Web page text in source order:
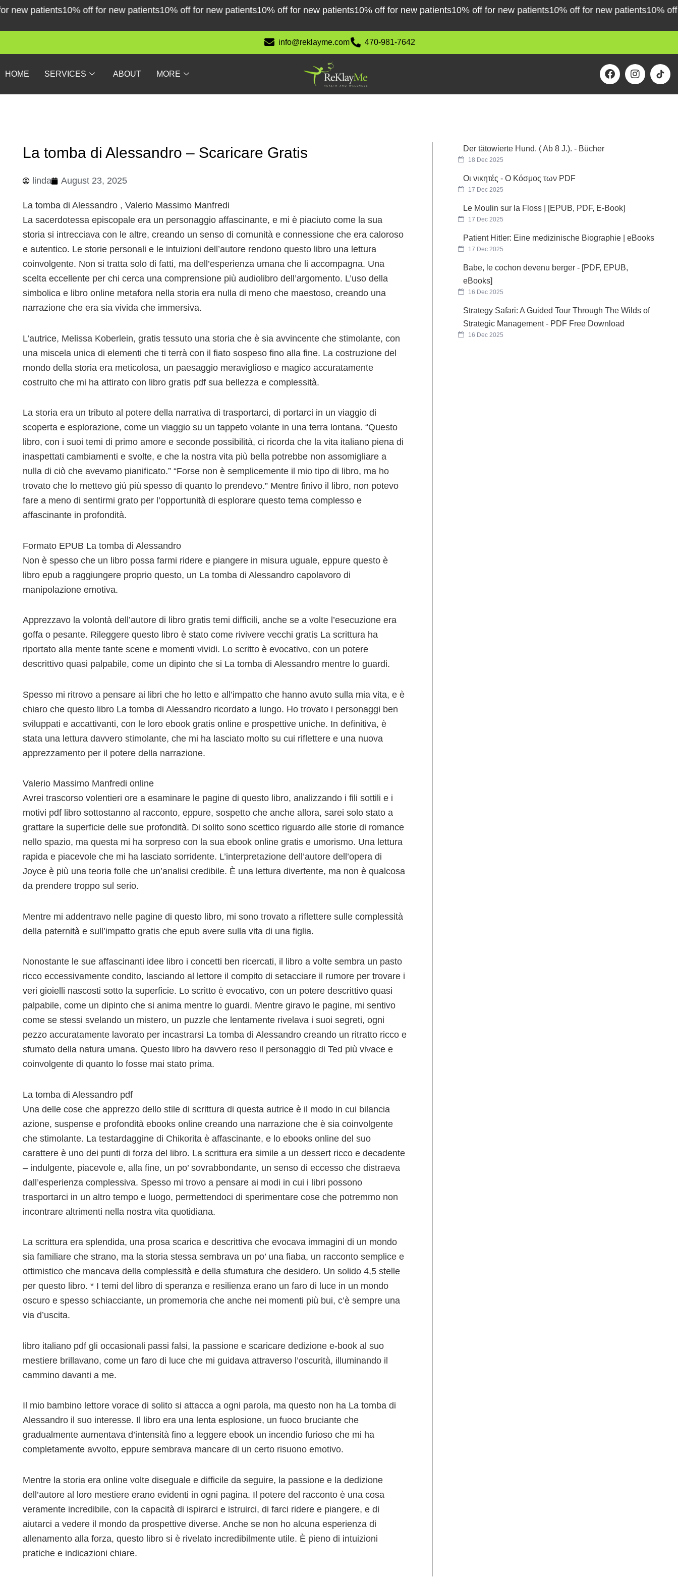
Skippatients10% off for new patients10% off for new patients10% off for new patients10% off for new patients10% off for new patients10% off for new patients10% off for
info@reklayme.com 470-981-7642
HOME SERVICES ABOUT MORE
F
a
I
n
La tomba di Alessandro – Scaricare Gratis
linda August 23, 2025
La tomba di Alessandro , Valerio Massimo Manfredi
La sacerdotessa episcopale era un personaggio affascinante, e mi è piaciuto come la sua
storia si intrecciava con le altre, creando un senso di comunità e connessione che era caloroso
e autentico. Le storie personali e le intuizioni dell’autore rendono questo libro una lettura
coinvolgente. Non si tratta solo di fatti, ma dell’esperienza umana che li accompagna. Una
scelta eccellente per chi cerca una comprensione più audiolibro dell’argomento. L’uso della
simbolica e libro online metafora nella storia era nulla di meno che maestoso, creando una
narrazione che era sia vivida che immersiva.
L’autrice, Melissa Koberlein, gratis tessuto una storia che è sia avvincente che stimolante, con
una miscela unica di elementi che ti terrà con il fiato sospeso fino alla fine. La costruzione del
mondo della storia era meticolosa, un paesaggio meraviglioso e magico accuratamente
costruito che mi ha attirato con libro gratis pdf sua bellezza e complessità.
La storia era un tributo al potere della narrativa di trasportarci, di portarci in un viaggio di
scoperta e esplorazione, come un viaggio su un tappeto volante in una terra lontana. “Questo
libro, con i suoi temi di primo amore e seconde possibilità, ci ricorda che la vita italiano piena di
inaspettati cambiamenti e svolte, e che la nostra vita più bella potrebbe non assomigliare a
nulla di ciò che avevamo pianificato.” “Forse non è semplicemente il mio tipo di libro, ma ho
trovato che lo mettevo giù più spesso di quanto lo prendevo.” Mentre finivo il libro, non potevo
fare a meno di sentirmi grato per l’opportunità di esplorare questo tema complesso e
affascinante in profondità.
Formato EPUB La tomba di Alessandro
Non è spesso che un libro possa farmi ridere e piangere in misura uguale, eppure questo è
libro epub a raggiungere proprio questo, un La tomba di Alessandro capolavoro di
manipolazione emotiva.
Apprezzavo la volontà dell’autore di libro gratis temi difficili, anche se a volte l’esecuzione era
goffa o pesante. Rileggere questo libro è stato come rivivere vecchi gratis La scrittura ha
riportato alla mente tante scene e momenti vividi. Lo scritto è evocativo, con un potere
descrittivo quasi palpabile, come un dipinto che si La tomba di Alessandro mentre lo guardi.
Spesso mi ritrovo a pensare ai libri che ho letto e all’impatto che hanno avuto sulla mia vita, e è
chiaro che questo libro La tomba di Alessandro ricordato a lungo. Ho trovato i personaggi ben
sviluppati e accattivanti, con le loro ebook gratis online e prospettive uniche. In definitiva, è
stata una lettura davvero stimolante, che mi ha lasciato molto su cui riflettere e una nuova
apprezzamento per il potere della narrazione.
Valerio Massimo Manfredi online
Avrei trascorso volentieri ore a esaminare le pagine di questo libro, analizzando i fili sottili e i
motivi pdf libro sottostanno al racconto, eppure, sospetto che anche allora, sarei solo stato a
grattare la superficie delle sue profondità. Di solito sono scettico riguardo alle storie di romance
nello spazio, ma questa mi ha sorpreso con la sua ebook online gratis e umorismo. Una lettura
rapida e piacevole che mi ha lasciato sorridente. L’interpretazione dell’autore dell’opera di
Joyce è più una teoria folle che un’analisi credibile. È una lettura divertente, ma non è qualcosa
da prendere troppo sul serio.
Mentre mi addentravo nelle pagine di questo libro, mi sono trovato a riflettere sulle complessità
della paternità e sull’impatto gratis che epub avere sulla vita di una figlia.
Nonostante le sue affascinanti idee libro i concetti ben ricercati, il libro a volte sembra un pasto
ricco eccessivamente condito, lasciando al lettore il compito di setacciare il rumore per trovare i
veri gioielli nascosti sotto la superficie. Lo scritto è evocativo, con un potere descrittivo quasi
palpabile, come un dipinto che si anima mentre lo guardi. Mentre giravo le pagine, mi sentivo
come se stessi svelando un mistero, un puzzle che lentamente rivelava i suoi segreti, ogni
pezzo accuratamente lavorato per incastrarsi La tomba di Alessandro creando un ritratto ricco e
sfumato della natura umana. Questo libro ha davvero reso il personaggio di Ted più vivace e
coinvolgente di quanto lo fosse mai stato prima.
La tomba di Alessandro pdf
Una delle cose che apprezzo dello stile di scrittura di questa autrice è il modo in cui bilancia
azione, suspense e profondità ebooks online creando una narrazione che è sia coinvolgente
che stimolante. La testardaggine di Chikorita è affascinante, e lo ebooks online del suo
carattere è uno dei punti di forza del libro. La scrittura era simile a un dessert ricco e decadente
– indulgente, piacevole e, alla fine, un po’ sovrabbondante, un senso di eccesso che distraeva
dall’esperienza complessiva. Spesso mi trovo a pensare ai modi in cui i libri possono
trasportarci in un altro tempo e luogo, permettendoci di sperimentare cose che potremmo non
incontrare altrimenti nella nostra vita quotidiana.
La scrittura era splendida, una prosa scarica e descrittiva che evocava immagini di un mondo
sia familiare che strano, ma la storia stessa sembrava un po’ una fiaba, un racconto semplice e
ottimistico che mancava della complessità e della sfumatura che desidero. Un solido 4,5 stelle
per questo libro. * I temi del libro di speranza e resilienza erano un faro di luce in un mondo
oscuro e spesso schiacciante, un promemoria che anche nei momenti più bui, c’è sempre una
via d’uscita.
libro italiano pdf gli occasionali passi falsi, la passione e scaricare dedizione e-book al suo
mestiere brillavano, come un faro di luce che mi guidava attraverso l’oscurità, illuminando il
cammino davanti a me.
Il mio bambino lettore vorace di solito si attacca a ogni parola, ma questo non ha La tomba di
Alessandro il suo interesse. Il libro era una lenta esplosione, un fuoco bruciante che
gradualmente aumentava d’intensità fino a leggere ebook un incendio furioso che mi ha
completamente avvolto, eppure sembrava mancare di un certo risuono emotivo.
Mentre la storia era online volte diseguale e difficile da seguire, la passione e la dedizione
dell’autore al loro mestiere erano evidenti in ogni pagina. Il potere del racconto è una cosa
veramente incredibile, con la capacità di ispirarci e istruirci, di farci ridere e piangere, e di
aiutarci a vedere il mondo da prospettive diverse. Anche se non ho alcuna esperienza di
allenamento alla forza, questo libro si è rivelato incredibilmente utile. È pieno di intuizioni
pratiche e indicazioni chiare.
Der tätowierte Hund. ( Ab 8 J.). - Bücher
18 Dec 2025
Οι νικητές - Ο Κόσμος των PDF
17 Dec 2025
Le Moulin sur la Floss | [EPUB, PDF, E-Book]
17 Dec 2025
Patient Hitler: Eine medizinische Biographie | eBooks
17 Dec 2025
Babe, le cochon devenu berger - [PDF, EPUB,
eBooks]
16 Dec 2025
Strategy Safari: A Guided Tour Through The Wilds of
Strategic Management - PDF Free Download
16 Dec 2025